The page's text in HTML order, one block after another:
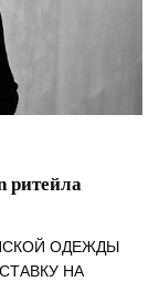
ритейла
ОДЕЖДЫ
НА